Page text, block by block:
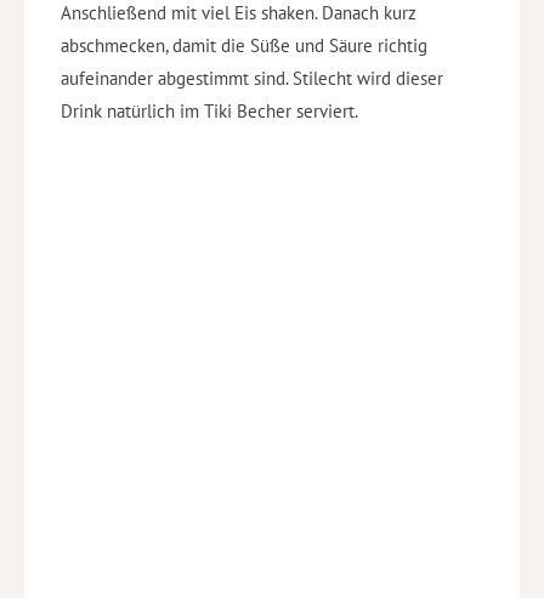
Anschließend mit viel Eis shaken. Danach kurz
abschmecken, damit die Süße und Säure richtig
aufeinander abgestimmt sind. Stilecht wird dieser
Drink natürlich im Tiki Becher serviert.